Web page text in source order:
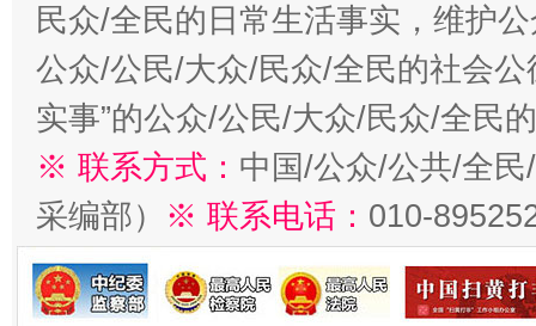
民众/全民的日常生活事实，维护
公众/公民/大众/民众/全民的社会公
实事”的公众/公民/大众/民众/全民
※ 联系方式： 中国/公众/公共/全
采编部） ※ 联系电话： 010-